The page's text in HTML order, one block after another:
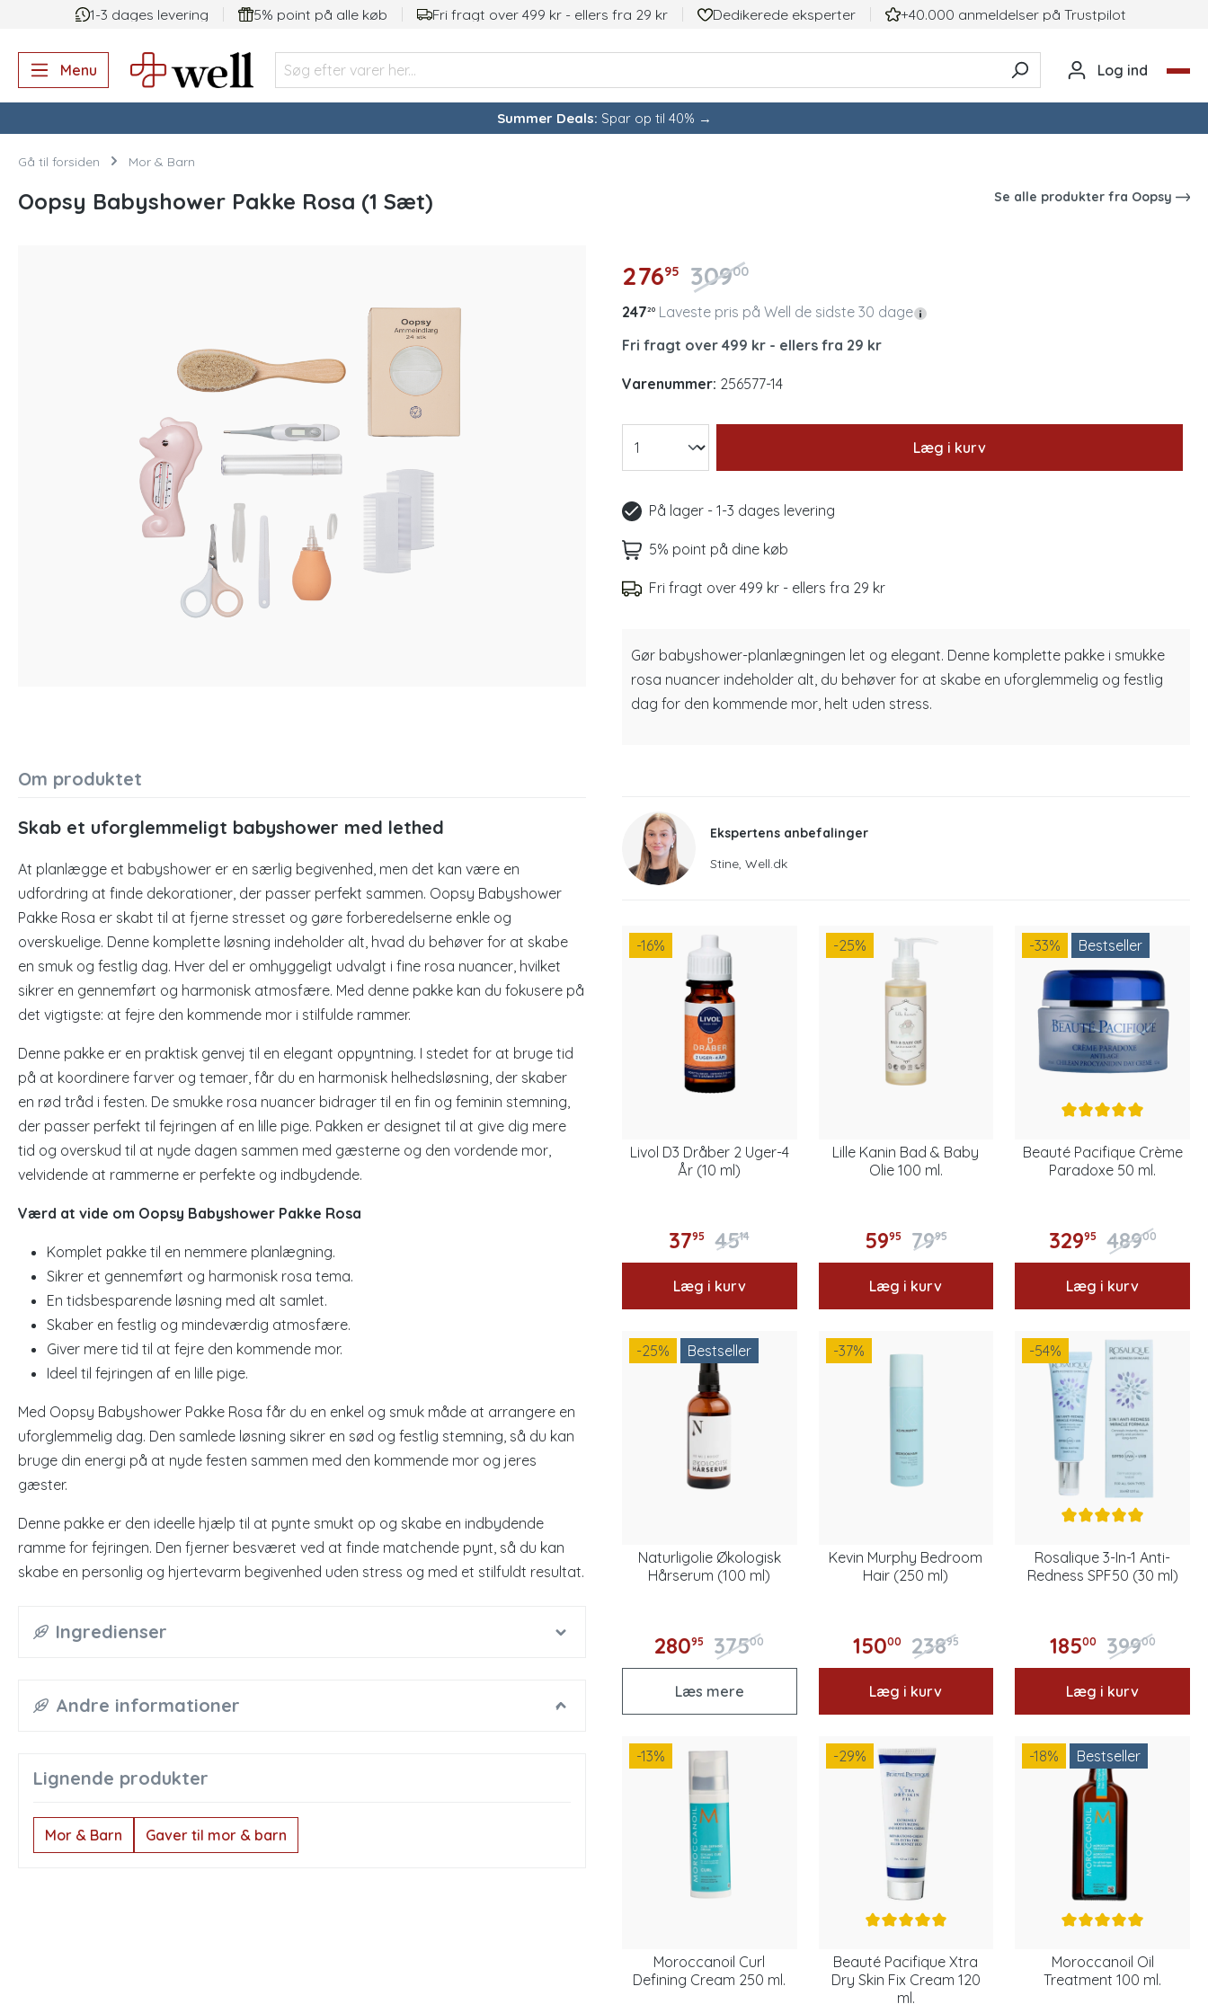
Gå til hovednavigation
1-3 dages levering 5% point på alle køb Fri fragt over 499 kr - ellers fra 29 kr Dedikerede eksperter +40.000 anmeldelser på TrustpiIot
Menu Log ind
Summer Deals: Spar op til 40% →
Gå til forsiden Mor & Barn
Oopsy Babyshower Pakke Rosa (1 Sæt) Se alle produkter fra Oopsy
27695 30900
24720 Laveste pris på Well de sidste 30 dage
Fri fragt over 499 kr - ellers fra 29 kr
Varenummer: 256577-14
Læg i kurv
På lager - 1-3 dages levering
5% point på dine køb
Fri fragt over 499 kr - ellers fra 29 kr
Gør babyshower-planlægningen let og elegant. Denne komplette pakke i smukke
rosa nuancer indeholder alt, du behøver for at skabe en uforglemmelig og festlig
dag for den kommende mor, helt uden stress.
Om produktet
Skab et uforglemmeligt babyshower med lethed
At planlægge et babyshower er en særlig begivenhed, men det kan være en
udfordring at finde dekorationer, der passer perfekt sammen. Oopsy Babyshower
Pakke Rosa er skabt til at fjerne stresset og gøre forberedelserne enkle og
overskuelige. Denne komplette løsning indeholder alt, hvad du behøver for at skabe
en smuk og festlig dag. Hver del er omhyggeligt udvalgt i fine rosa nuancer, hvilket
sikrer en gennemført og harmonisk atmosfære. Med denne pakke kan du fokusere på
det vigtigste: at fejre den kommende mor i stilfulde rammer.
Denne pakke er en praktisk genvej til en elegant oppyntning. I stedet for at bruge tid
på at koordinere farver og temaer, får du en harmonisk helhedsløsning, der skaber
en rød tråd i festen. De smukke rosa nuancer bidrager til en fin og feminin stemning,
der passer perfekt til fejringen af en lille pige. Pakken er designet til at give dig mere
tid og overskud til at nyde dagen sammen med gæsterne og den vordende mor,
velvidende at rammerne er perfekte og indbydende.
Værd at vide om Oopsy Babyshower Pakke Rosa
Komplet pakke til en nemmere planlægning.
Sikrer et gennemført og harmonisk rosa tema.
En tidsbesparende løsning med alt samlet.
Skaber en festlig og mindeværdig atmosfære.
Giver mere tid til at fejre den kommende mor.
Ideel til fejringen af en lille pige.
Med Oopsy Babyshower Pakke Rosa får du en enkel og smuk måde at arrangere en
uforglemmelig dag. Den samlede løsning sikrer en sød og festlig stemning, så du kan
bruge din energi på at nyde festen sammen med den kommende mor og jeres
gæster.
Denne pakke er den ideelle hjælp til at pynte smukt op og skabe en indbydende
ramme for fejringen. Den fjerner besværet ved at finde matchende pynt, så du kan
skabe en personlig og hjertevarm begivenhed uden stress og med et stilfuldt resultat.
Ingredienser
Andre informationer
Lignende produkter
Mor & Barn Gaver til mor & barn
Ekspertens anbefalinger
Stine, Well.dk
-16%
Livol D3 Dråber 2 Uger-4
År (10 ml)
3795 4514
Læg i kurv
-25%
Lille Kanin Bad & Baby
Olie 100 ml.
5995 7995
Læg i kurv
-33% Bestseller
Beauté Pacifique Crème
Paradoxe 50 ml.
32995 48900
Læg i kurv
-25% Bestseller
Naturligolie Økologisk
Hårserum (100 ml)
28095 37500
Læs mere
-37%
Kevin Murphy Bedroom
Hair (250 ml)
15000 23895
Læg i kurv
-54%
Rosalique 3-In-1 Anti-
Redness SPF50 (30 ml)
18500 39900
Læg i kurv
-13%
Moroccanoil Curl
Defining Cream 250 ml.
-29%
Beauté Pacifique Xtra
Dry Skin Fix Cream 120
ml.
-18% Bestseller
Moroccanoil Oil
Treatment 100 ml.